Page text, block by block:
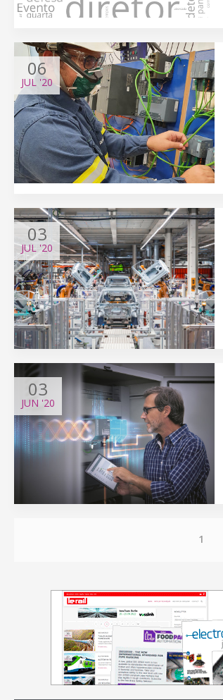
06
JUL '20
03
JUL '20
03
JUN '20
1